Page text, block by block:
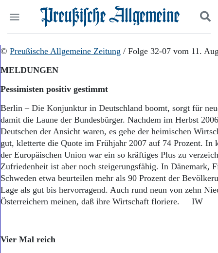
Start
Politik
Gesellschaft
Leben
Geschichte
Ostpreußen
Pommern
Berlin-Brandenburg
Schlesien
Danzig und Westpreußen
Bücher
Suchen und finden
© Preußische Allgemeine Zeitung / Folge 32-07 vom 11.
MELDUNGEN
Pessimisten positiv gestimmt
Berlin – Die Konjunktur in Deutschland boomt, sorgt für
damit die Laune der Bundesbürger. Nachdem im Herbst
Deutschen der Ansicht waren, es gehe der heimischen
gut, kletterte die Quote im Frühjahr 2007 auf 74 Prozent. In
der Europäischen Union war ein so kräftiges Plus zu
Zufriedenheit ist aber noch steigerungsfähig. In Dänemark,
Schweden etwa beurteilen mehr als 90 Prozent der
Lage als gut bis hervorragend. Auch rund neun von zehn
Österreichern meinen, daß ihre Wirtschaft floriere. IW
Vier Mal reich